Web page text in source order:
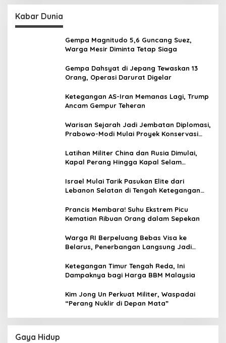
Kabar Dunia
Gempa Magnitudo 5,6 Guncang Suez,
Warga Mesir Diminta Tetap Siaga
Gempa Dahsyat di Jepang Tewaskan 13
Orang, Operasi Darurat Digelar
Ketegangan AS-Iran Memanas Lagi, Trump
Ancam Gempur Teheran
Warisan Sejarah Jadi Jembatan Diplomasi,
Prabowo-Modi Mulai Proyek Konservasi
Latihan Militer China dan Rusia Dimulai,
Kapal Perang Hingga Kapal Selam
Israel Mulai Tarik Pasukan Elite dari
Lebanon Selatan di Tengah Ketegangan
Prancis Membara! Suhu Ekstrem Picu
Kematian Ribuan Orang dalam Sepekan
Warga RI Berpeluang Bebas Visa ke
Belarus, Penerbangan Langsung Jadi
Ketegangan Timur Tengah Reda, Ini
Dampaknya bagi Harga BBM Malaysia
Kim Jong Un Perkuat Militer, Waspadai
“Perang Nuklir di Depan Mata”
Gaya Hidup